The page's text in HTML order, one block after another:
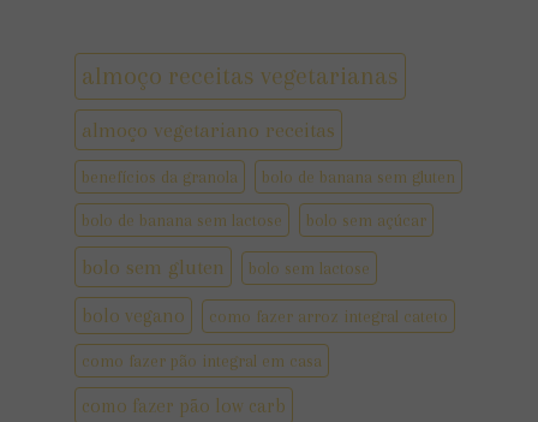
almoço receitas vegetarianas
almoço vegetariano receitas
benefícios da granola bolo de banana sem gluten
bolo de banana sem lactose bolo sem açúcar
bolo sem gluten bolo sem lactose
bolo vegano como fazer arroz integral cateto
como fazer pão integral em casa
como fazer pão low carb